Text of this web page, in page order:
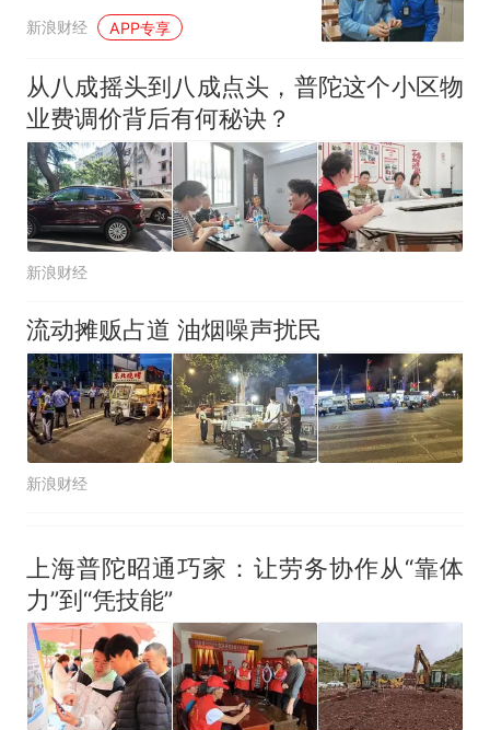
置处置新模式
新浪财经 APP专享
从八成摇头到八成点头，普陀这个小区物
业费调价背后有何秘诀？
新浪财经
流动摊贩占道 油烟噪声扰民
新浪财经
上海普陀昭通巧家：让劳务协作从“靠体
力”到“凭技能”